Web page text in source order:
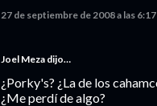
27 de septiembre de 2008 a las 6:17
Joel Meza dijo…
¿Porky's? ¿La de los
¿Me perdí de algo?